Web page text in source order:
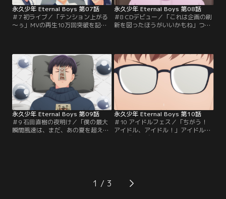
永久少年 Eternal Boys 第07話
＃7 初ライブ／「テンション上がる
～ぅ」MVの再生10万回突破を記念
ョッピングモールでのイベントは惨
敗。落ち込むメンバーに真田がリベ
ンジの場として提案したのはスーパ
ーでのミニライブ。しかし、ミニラ
イブの開催と引き換えにセールの手
伝いに…。
永久少年 Eternal Boys 第08話
＃8 CDデビュー／「これは企画の刷
新を図ったほうがいいかもね」つい
向上のため、メンバーの個性を活か
した動画配信を行うことに。過去の
経験を活かした動画配信は徐々に再
生数を伸ばしていく。一方、今川の
だらけた私生活に…。
永久少年 Eternal Boys 第09話
＃9 石田直樹の夜明け／「僕の最大
瞬間風速は、まだ、あの夏を超えて
の憧れを隠したまま中学教師となっ
た石田は、進路相談で生徒から「ア
永久少年 Eternal Boys 第10話
＃10 アイドルフェス／「ちがう！
アイドル、アイドル！」アイドルの
祭典『メンズアイドルフェス』に出
違えられながらもステージに立った
永久少年だったが、パフォーマンス
1